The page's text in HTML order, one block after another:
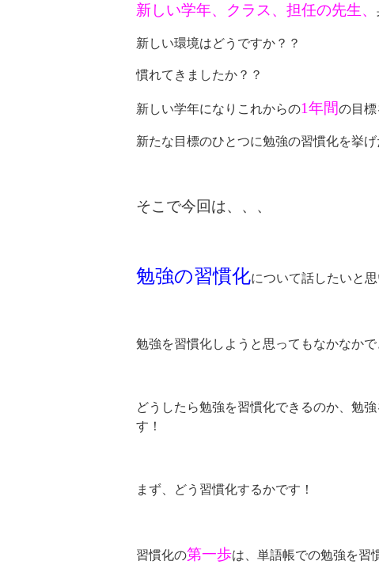
新しい学年、クラス、担任の先生、
新しい環境はどうですか？？
慣れてきましたか？？
新しい学年になりこれからの1年間の目標
新たな目標のひとつに勉強の習慣化を挙
そこで今回は、、、
勉強の習慣化について話したいと思
勉強を習慣化しようと思ってもなかなか
どうしたら勉強を習慣化できるのか、勉
す！
まず、どう習慣化するかです！
習慣化の第一歩は、単語帳での勉強を習